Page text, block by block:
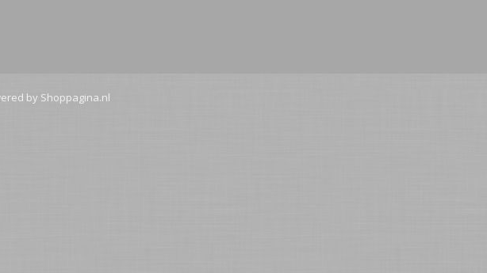
by Shoppagina.nl